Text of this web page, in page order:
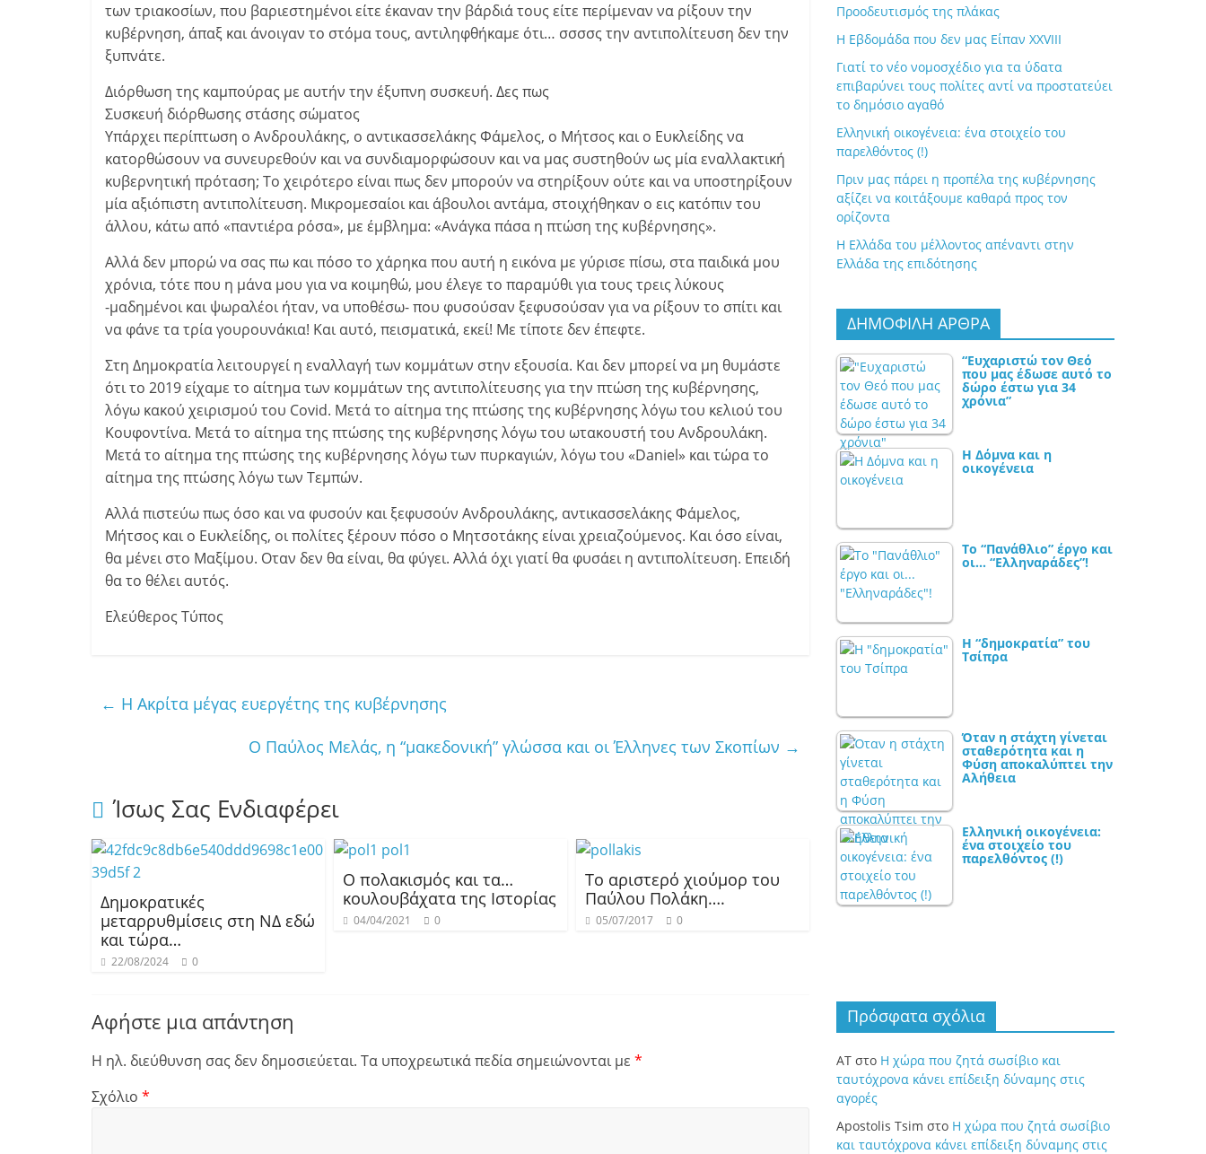
των τριακοσίων, που βαριεστημένοι είτε έκαναν την βάρδιά τους είτε περίμεναν να ρίξουν την
κυβέρνηση, άπαξ και άνοιγαν το στόμα τους, αντιληφθήκαμε ότι… σσσσς την αντιπολίτευση δεν την
ξυπνάτε.
Διόρθωση της καμπούρας με αυτήν την έξυπνη συσκευή. Δες πως
Συσκευή διόρθωσης στάσης σώματος
Υπάρχει περίπτωση ο Ανδρουλάκης, ο αντικασσελάκης Φάμελος, ο Μήτσος και ο Ευκλείδης να
κατορθώσουν να συνευρεθούν και να συνδιαμορφώσουν και να μας συστηθούν ως μία εναλλακτική
κυβερνητική πρόταση; Το χειρότερο είναι πως δεν μπορούν να στηρίξουν ούτε και να υποστηρίξουν
μία αξιόπιστη αντιπολίτευση. Μικρομεσαίοι και άβουλοι αντάμα, στοιχήθηκαν ο εις κατόπιν του
άλλου, κάτω από «παντιέρα ρόσα», με έμβλημα: «Ανάγκα πάσα η πτώση της κυβέρνησης».
Αλλά δεν μπορώ να σας πω και πόσο το χάρηκα που αυτή η εικόνα με γύρισε πίσω, στα παιδικά μου
χρόνια, τότε που η μάνα μου για να κοιμηθώ, μου έλεγε το παραμύθι για τους τρεις λύκους
-μαδημένοι και ψωραλέοι ήταν, να υποθέσω- που φυσούσαν ξεφυσούσαν για να ρίξουν το σπίτι και
να φάνε τα τρία γουρουνάκια! Και αυτό, πεισματικά, εκεί! Με τίποτε δεν έπεφτε.
Στη Δημοκρατία λειτουργεί η εναλλαγή των κομμάτων στην εξουσία. Και δεν μπορεί να μη θυμάστε
ότι το 2019 είχαμε το αίτημα των κομμάτων της αντιπολίτευσης για την πτώση της κυβέρνησης,
λόγω κακού χειρισμού του Covid. Μετά το αίτημα της πτώσης της κυβέρνησης λόγω του κελιού του
Κουφοντίνα. Μετά το αίτημα της πτώσης της κυβέρνησης λόγω του ωτακουστή του Ανδρουλάκη.
Μετά το αίτημα της πτώσης της κυβέρνησης λόγω των πυρκαγιών, λόγω του «Daniel» και τώρα το
αίτημα της πτώσης λόγω των Τεμπών.
Αλλά πιστεύω πως όσο και να φυσούν και ξεφυσούν Ανδρουλάκης, αντικασσελάκης Φάμελος,
Μήτσος και ο Ευκλείδης, οι πολίτες ξέρουν πόσο ο Μητσοτάκης είναι χρειαζούμενος. Και όσο είναι,
θα μένει στο Μαξίμου. Οταν δεν θα είναι, θα φύγει. Αλλά όχι γιατί θα φυσάει η αντιπολίτευση. Επειδή
θα το θέλει αυτός.
Ελεύθερος Τύπος
← Η Ακρίτα μέγας ευεργέτης της κυβέρνησης
Ο Παύλος Μελάς, η “μακεδονική” γλώσσα και οι Έλληνες των Σκοπίων →
Ίσως Σας Ενδιαφέρει
Δημοκρατικές
μεταρρυθμίσεις στη ΝΔ εδώ
και τώρα…
22/08/2024 0
Ο πολακισμός και τα…
κουλουβάχατα της Iστορίας
04/04/2021 0
Το αριστερό χιούμορ του
Παύλου Πολάκη….
05/07/2017 0
Αφήστε μια απάντηση
Η ηλ. διεύθυνση σας δεν δημοσιεύεται. Τα υποχρεωτικά πεδία σημειώνονται με *
Σχόλιο *
Προοδευτισμός της πλάκας
Η Εβδομάδα που δεν μας Είπαν XXVIII
Γιατί το νέο νομοσχέδιο για τα ύδατα
επιβαρύνει τους πολίτες αντί να προστατεύει
το δημόσιο αγαθό
Ελληνική οικογένεια: ένα στοιχείο του
παρελθόντος (!)
Πριν μας πάρει η προπέλα της κυβέρνησης
αξίζει να κοιτάξουμε καθαρά προς τον
ορίζοντα
Η Ελλάδα του μέλλοντος απέναντι στην
Ελλάδα της επιδότησης
ΔΗΜΟΦΙΛΗ ΑΡΘΡΑ
“Ευχαριστώ τον Θεό
που μας έδωσε αυτό το
δώρο έστω για 34
χρόνια”
Η Δόμνα και η
οικογένεια
Το “Πανάθλιο” έργο και
οι… “Ελληναράδες”!
Η “δημοκρατία” του
Τσίπρα
Όταν η στάχτη γίνεται
σταθερότητα και η
Φύση αποκαλύπτει την
Αλήθεια
Ελληνική οικογένεια:
ένα στοιχείο του
παρελθόντος (!)
Πρόσφατα σχόλια
ΑΤ στο Η χώρα που ζητά σωσίβιο και
ταυτόχρονα κάνει επίδειξη δύναμης στις
αγορές
Apostolis Tsim στο Η χώρα που ζητά σωσίβιο
και ταυτόχρονα κάνει επίδειξη δύναμης στις